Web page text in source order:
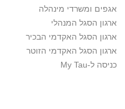
אגפים ומשרדי מינהלה
ארגון הסגל המנהלי
ארגון הסגל האקדמי הבכיר
ארגון הסגל האקדמי הזוטר
כניסה ל-My Tau